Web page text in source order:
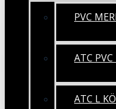
PVC
ATC
ATC L